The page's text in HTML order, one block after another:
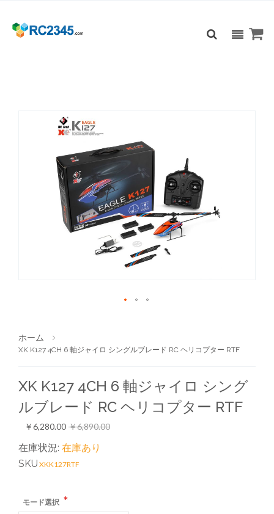
ホーム
XK K127 4CH 6 軸ジャイロ シングルブレード RC ヘリコプター RTF
XK K127 4CH 6 軸ジャイロ シング
ルブレード RC ヘリコプター RTF
￥6,280.00 ￥6,890.00
在庫状況: 在庫あり
SKU XKK127RTF
モード選択